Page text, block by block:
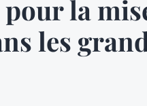
la
les